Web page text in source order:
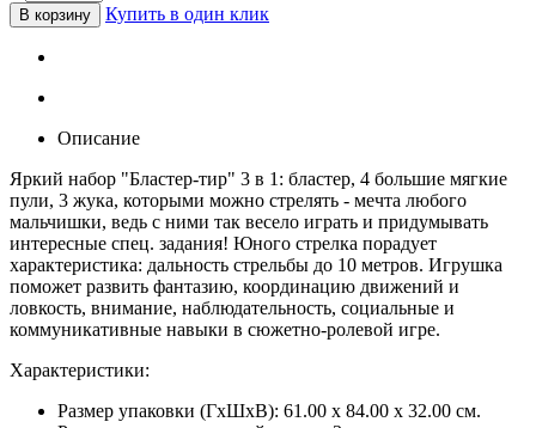
В корзину Купить в один клик
Описание
Яркий набор "Бластер-тир" 3 в 1: бластер, 4 большие мягкие
пули, 3 жука, которыми можно стрелять - мечта любого
мальчишки, ведь с ними так весело играть и придумывать
интересные спец. задания! Юного стрелка порадует
характеристика: дальность стрельбы до 10 метров. Игрушка
поможет развить фантазию, координацию движений и
ловкость, внимание, наблюдательность, социальные и
коммуникативные навыки в сюжетно-ролевой игре.
Характеристики:
Размер упаковки (ГхШхВ): 61.00 x 84.00 x 32.00 см.